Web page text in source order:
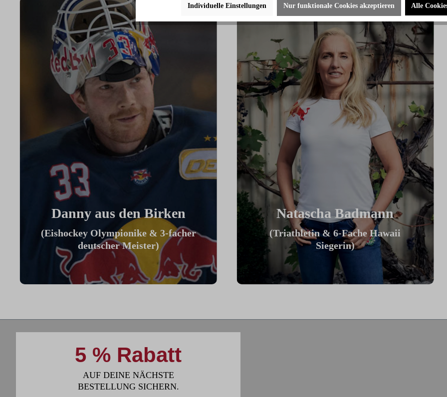
Danny aus den Birken
(Eishockey Olympionike & 3-facher
deutscher Meister)
"Ich benutze das Bike jeden Tag und es
hilft mir außerhalb des Eises an meiner
Natascha Badmann
(Triathletin & 6-Fache Hawaii
Siegerin)
„Ich finde mein ICG Bike großartig,
weil ich es meiner TT Position optimal
5 % Rabatt
AUF DEINE NÄCHSTE
BESTELLUNG SICHERN.
Individuelle Einstellungen Nur funktionale Cookies akzeptieren Alle